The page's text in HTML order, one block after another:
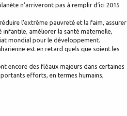
n’arriveront pas à remplir d’ici 2015
l’extrême pauvreté et la faim, assurer
améliorer la santé maternelle,
mondial pour le développement.
est en retard quels que soient les
encore des fléaux majeurs dans certaines
efforts, en termes humains,